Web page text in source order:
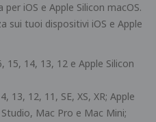
iOS e Apple Silicon macOS.
sui tuoi dispositivi iOS e Apple
15, 14, 13, 12 e Apple Silicon
13, 12, 11, SE, XS, XR; Apple
Mac Pro e Mac Mini;